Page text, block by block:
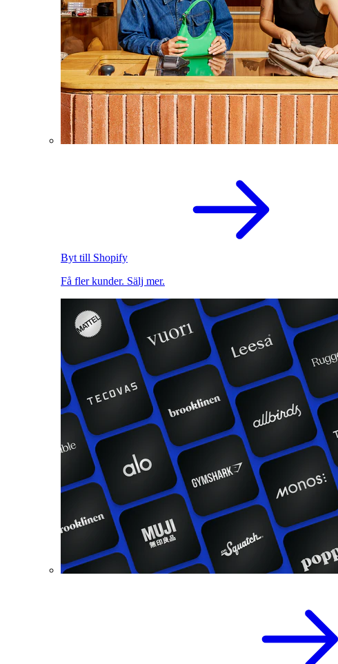
Byt till Shopify
Få fler kunder. Sälj mer.